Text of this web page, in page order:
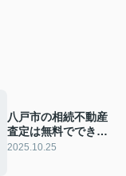
八戸市の相続不動産
査定は無料ででき
る？売却前の流れや
2025.10.25